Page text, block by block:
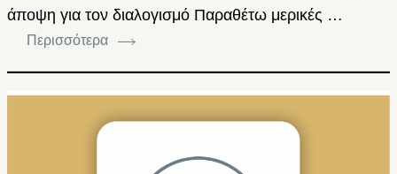
άποψη για τον διαλογισμό Παραθέτω μερικές …
Περισσότερα